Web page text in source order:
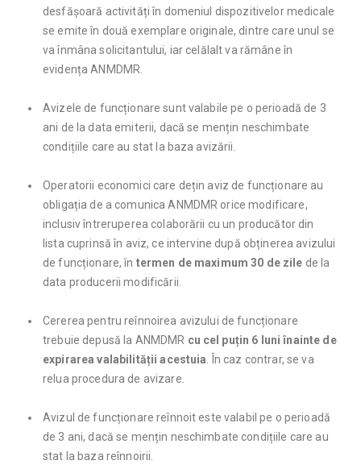
desfășoară activități în domeniul dispozitivelor medicale
se emite în două exemplare originale, dintre care unul se
va înmâna solicitantului, iar celălalt va rămâne în
evidența ANMDMR.
Avizele de funcționare sunt valabile pe o perioadă de 3
ani de la data emiterii, dacă se mențin neschimbate
condițiile care au stat la baza avizării.
Operatorii economici care dețin aviz de funcționare au
obligația de a comunica ANMDMR orice modificare,
inclusiv întreruperea colaborării cu un producător din
lista cuprinsă în aviz, ce intervine după obținerea avizului
de funcționare, în termen de maximum 30 de zile de la
data producerii modificării.
Cererea pentru reînnoirea avizului de funcționare
trebuie depusă la ANMDMR cu cel puțin 6 luni înainte de
expirarea valabilității acestuia . În caz contrar, se va
relua procedura de avizare.
Avizul de funcționare reînnoit este valabil pe o perioadă
de 3 ani, dacă se mențin neschimbate condițiile care au
stat la baza reînnoirii.